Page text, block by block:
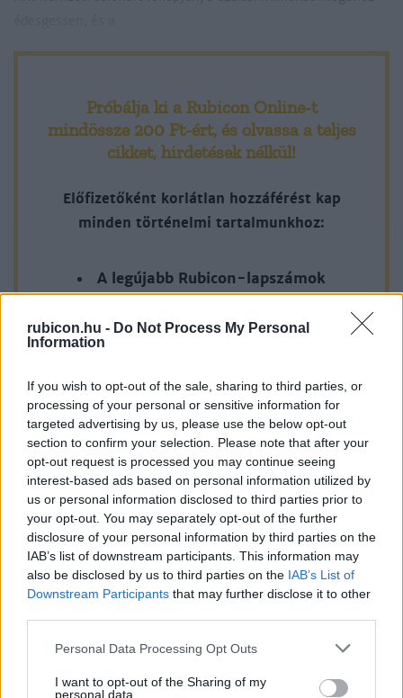
rubicon.hu - Do Not Process My Personal
Information
If you wish to opt-out of the sale, sharing to third parties, or
processing of your personal or sensitive information for
targeted advertising by us, please use the below opt-out
section to confirm your selection. Please note that after your
opt-out request is processed you may continue seeing
interest-based ads based on personal information utilized by
us or personal information disclosed to third parties prior to
your opt-out. You may separately opt-out of the further
disclosure of your personal information by third parties on the
IAB’s list of downstream participants. This information may
also be disclosed by us to third parties on the IAB’s List of
Downstream Participants that may further disclose it to other
Please note that this website/app uses one or more Google
not limited to your visit or usage behaviour. You may click to
Personal Data Processing Opt Outs
I want to opt-out of the Sharing of my
personal data.
Próbálja ki a Rubicon Online-t
mindössze 200 Ft-ért, és olvassa a teljes
cikket, hirdetések nélkül!
Előfizetőként korlátlan hozzáférést kap
minden történelmi tartalmunkhoz:
A legújabb Rubicon-lapszámok
Rubicon Online rovatok cikkei
Hirdetésmentes olvasó felület
Kedvenc cikkek elmentése, könyvjelzők
Az első hónap csak 200 Ft-ba kerül. Próbálja
ki!
KIPRÓBÁLOM 200 FT-ÉRT
Már előfizetőnk?Ha már regisztrált a Rubicon
Online-on, kattintson ide:BELÉPÉS.
Ha még nem
REGISZTRÁCIÓ.